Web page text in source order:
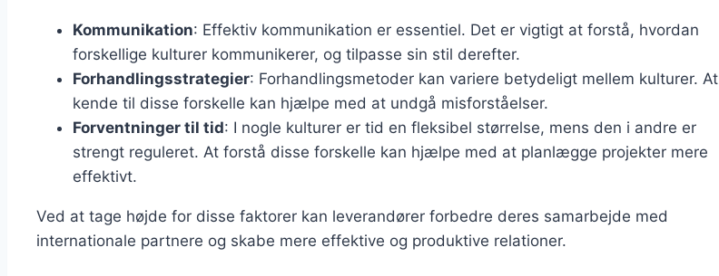
Kommunikation: Effektiv kommunikation er essentiel. Det er vigtigt at forstå, hvordan
forskellige kulturer kommunikerer, og tilpasse sin stil derefter.
Forhandlingsstrategier: Forhandlingsmetoder kan variere betydeligt mellem kulturer. At
kende til disse forskelle kan hjælpe med at undgå misforståelser.
Forventninger til tid: I nogle kulturer er tid en fleksibel størrelse, mens den i andre er
strengt reguleret. At forstå disse forskelle kan hjælpe med at planlægge projekter mere
effektivt.
Ved at tage højde for disse faktorer kan leverandører forbedre deres samarbejde med
internationale partnere og skabe mere effektive og produktive relationer.